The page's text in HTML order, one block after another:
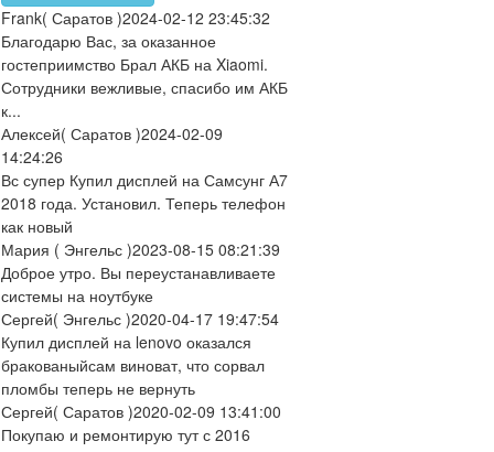
Frank( Саратов )2024-02-12 23:45:32
Благодарю Вас, за оказанное
гостеприимство Брал АКБ на Xiaomi.
Сотрудники вежливые, спасибо им АКБ
к...
Алексей( Саратов )2024-02-09
14:24:26
Вс супер Купил дисплей на Самсунг А7
2018 года. Установил. Теперь телефон
как новый
Мария ( Энгельс )2023-08-15 08:21:39
Доброе утро. Вы переустанавливаете
системы на ноутбуке
Сергей( Энгельс )2020-04-17 19:47:54
Купил дисплей на lenovo оказался
бракованыйсам виноват, что сорвал
пломбы теперь не вернуть
Сергей( Саратов )2020-02-09 13:41:00
Покупаю и ремонтирую тут с 2016